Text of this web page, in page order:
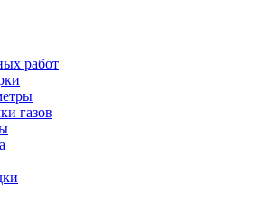
работ
газов